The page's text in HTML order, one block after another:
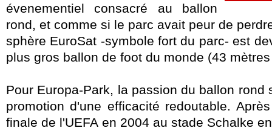
évenementiel consacré au ballon
rond, et comme si le parc avait peur de
sphère EuroSat -symbole fort du parc- est
plus gros ballon de foot du monde (43
Pour Europa-Park, la passion du ballon rond
promotion d'une efficacité redoutable.
finale de l'UEFA en 2004 au stade Schalke